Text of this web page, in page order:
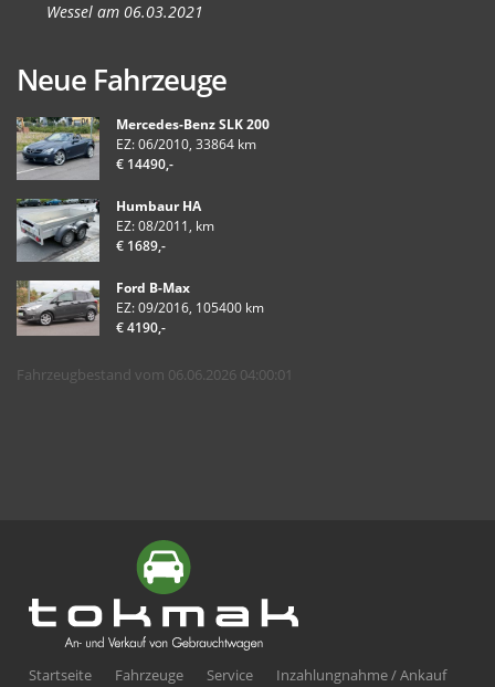
Wessel am 06.03.2021
Neue Fahrzeuge
Mercedes-Benz SLK 200
EZ: 06/2010, 33864 km
€ 14490,-
Humbaur HA
EZ: 08/2011, km
€ 1689,-
Ford B-Max
EZ: 09/2016, 105400 km
€ 4190,-
Fahrzeugbestand vom 06.06.2026 04:00:01
Startseite Fahrzeuge Service Inzahlungnahme / Ankauf